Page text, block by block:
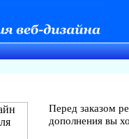
Перед заказом
дополнения вы